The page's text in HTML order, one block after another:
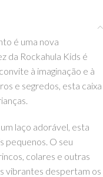
é uma nova
da Rockahula Kids é
à imaginação e à
e segredos, esta caixa
laço adorável, esta
pequenos. O seu
colares e outras
vibrantes despertam os